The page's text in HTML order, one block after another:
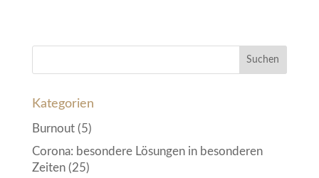
Kategorien
Burnout(5)
Corona: besondere Lösungen in besonderen
Zeiten(25)